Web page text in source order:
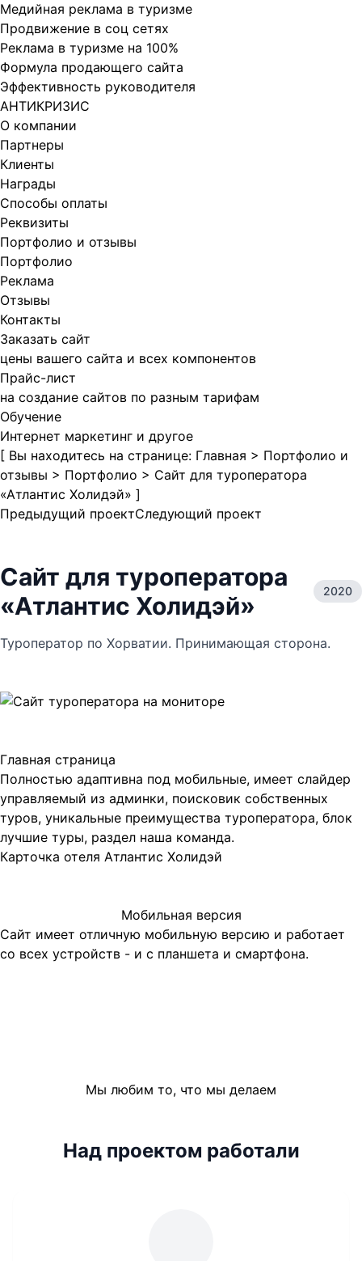
Медийная реклама в туризме
Продвижение в соц сетях
Реклама в туризме на 100%
Формула продающего сайта
Эффективность руководителя
АНТИКРИЗИС
О компании
Партнеры
Клиенты
Награды
Способы оплаты
Реквизиты
Портфолио и отзывы
Портфолио
Реклама
Отзывы
Контакты
Заказать сайт
цены вашего сайта и всех компонентов
Прайс-лист
на создание сайтов по разным тарифам
Обучение
Интернет маркетинг и другое
[ Вы находитесь на странице: Главная > Портфолио и
отзывы > Портфолио > Сайт для туроператора
«Атлантис Холидэй» ]
Предыдущий проектСледующий проект
Сайт для туроператора
«Атлантис Холидэй»
2020
Туроператор по Хорватии. Принимающая сторона.
Главная страница
Полностью адаптивна под мобильные, имеет слайдер
управляемый из админки, поисковик собственных
туров, уникальные преимущества туроператора, блок
лучшие туры, раздел наша команда.
Карточка отеля Атлантис Холидэй
Мобильная версия
Сайт имеет отличную мобильную версию и работает
со всех устройств - и с планшета и смартфона.
Мы любим то, что мы делаем
Над проектом работали